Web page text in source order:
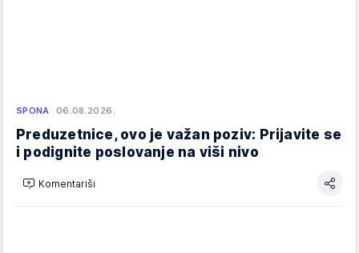
SPONA 06.08.2026.
Preduzetnice, ovo je važan poziv: Prijavite se
i podignite poslovanje na viši nivo
Komentariši